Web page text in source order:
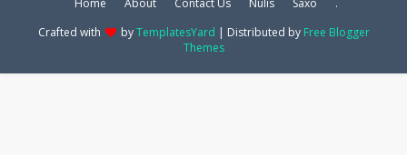
Home About Contact Us Nulis Saxo
.
Crafted with
byTemplatesYard | Distributed by Free Blogger
Themes